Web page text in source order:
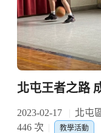
北屯王者之路
2023-02-17 北屯
446 次
教學活動